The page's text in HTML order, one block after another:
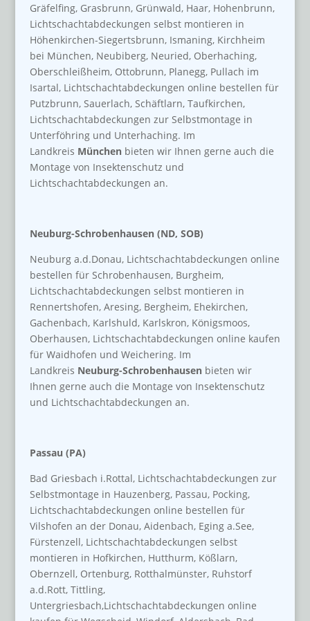
Gräfelfing, Grasbrunn, Grünwald, Haar, Hohenbrunn,
Lichtschachtabdeckungen selbst montieren in
Höhenkirchen-Siegertsbrunn, Ismaning, Kirchheim
bei München, Neubiberg, Neuried, Oberhaching,
Oberschleißheim, Ottobrunn, Planegg, Pullach im
Isartal, Lichtschachtabdeckungen online bestellen für
Putzbrunn, Sauerlach, Schäftlarn, Taufkirchen,
Lichtschachtabdeckungen zur Selbstmontage in
Unterföhring und Unterhaching. Im
Landkreis München bieten wir Ihnen gerne auch die
Montage von Insektenschutz und
Lichtschachtabdeckungen an.
Neuburg-Schrobenhausen (ND, SOB)
Neuburg a.d.Donau, Lichtschachtabdeckungen online
bestellen für Schrobenhausen, Burgheim,
Lichtschachtabdeckungen selbst montieren in
Rennertshofen, Aresing, Bergheim, Ehekirchen,
Gachenbach, Karlshuld, Karlskron, Königsmoos,
Oberhausen, Lichtschachtabdeckungen online kaufen
für Waidhofen und Weichering. Im
Landkreis Neuburg-Schrobenhausen bieten wir
Ihnen gerne auch die Montage von Insektenschutz
und Lichtschachtabdeckungen an.
Passau (PA)
Bad Griesbach i.Rottal, Lichtschachtabdeckungen zur
Selbstmontage in Hauzenberg, Passau, Pocking,
Lichtschachtabdeckungen online bestellen für
Vilshofen an der Donau, Aidenbach, Eging a.See,
Fürstenzell, Lichtschachtabdeckungen selbst
montieren in Hofkirchen, Hutthurm, Kößlarn,
Obernzell, Ortenburg, Rotthalmünster, Ruhstorf
a.d.Rott, Tittling,
Untergriesbach,Lichtschachtabdeckungen online